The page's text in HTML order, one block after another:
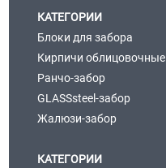
КАТЕГОРИИ
Блоки для забора
Кирпичи облицовочные
Ранчо-забор
GLASSsteel-забор
Жалюзи-забор
КАТЕГОРИИ